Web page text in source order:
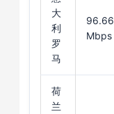
大
利
罗
马
96.66
Mbps
荷
兰